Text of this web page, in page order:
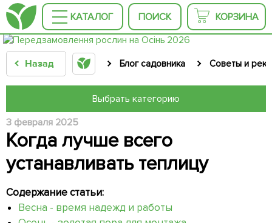
КАТАЛОГ ПОИСК КОРЗИНА
Назад Блог садовника Советы и
Выбрать категорию
3 февраля 2025
Когда лучше всего
устанавливать теплицу
Содержание статьи:
Весна - время надежд и работы